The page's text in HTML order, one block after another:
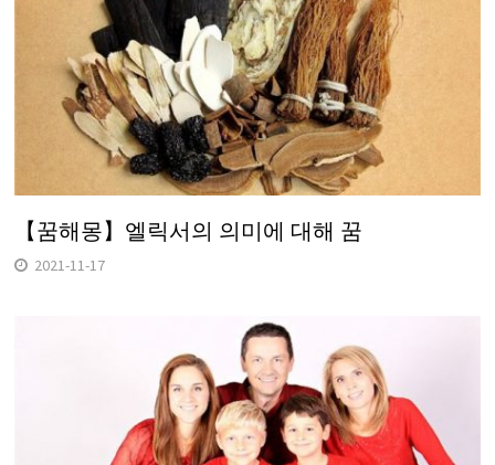
【꿈해몽】엘릭서의 의미에 대해 꿈
2021-11-17